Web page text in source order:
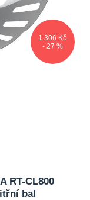
1 306 Kč
- 27 %
RT-CL800
bal